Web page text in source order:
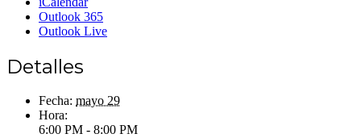
Outlook 365
Outlook Live
Detalles
Fecha: mayo 29
Hora:
6:00 PM - 8:00 PM